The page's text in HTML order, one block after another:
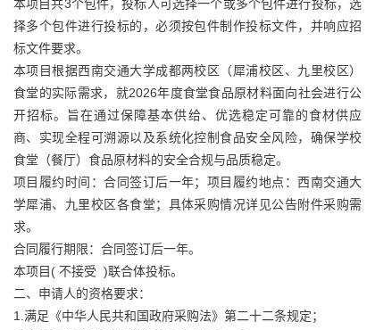
本项目共3个包件，投标人可选择一个或多个包件进行投标，选
择多个包件进行投标的，必须按包件制作投标文件，并响应招
标文件要求。
本项目根据西南交通大学成都两校区（犀浦校区、九里校区）
食堂的实际需求，就2026年度食堂食品原材料面向社会进行公
开招标。旨在通过保障基本供给、优选稳定可靠的食材供应
商、实现全程可溯源以及系统化控制食品安全风险，确保学校
食堂（餐厅）食品原材料的安全合规与品质稳定。
项目履约时间：合同签订后一年；项目履约地点：西南交通大
学犀浦、九里校区各食堂；具体采购情况详见公告附件采购需
求。
合同履行期限：合同签订后一年。
本项目( 不接受 )联合体投标。
二、申请人的资格要求：
1.满足《中华人民共和国政府采购法》第二十二条规定；